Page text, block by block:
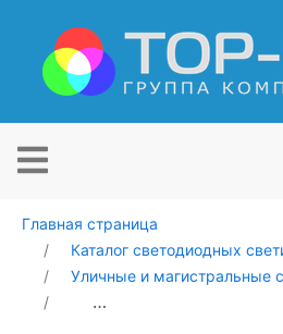
Главная страница
Каталог светодиодных
Уличные и магистральные
Тоннельный